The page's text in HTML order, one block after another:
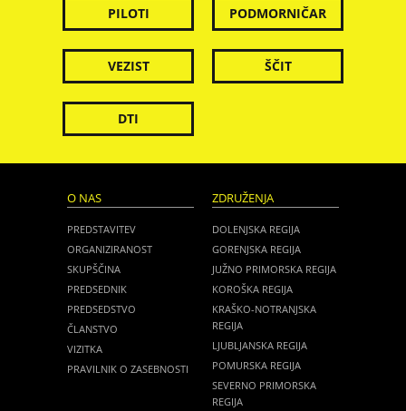
PILOTI PODMORNIČAR
VEZIST ŠČIT
DTI
O NAS
PREDSTAVITEV
ORGANIZIRANOST
SKUPŠČINA
PREDSEDNIK
PREDSEDSTVO
ČLANSTVO
VIZITKA
PRAVILNIK O ZASEBNOSTI
ZDRUŽENJA
DOLENJSKA REGIJA
GORENJSKA REGIJA
JUŽNO PRIMORSKA REGIJA
KOROŠKA REGIJA
KRAŠKO-NOTRANJSKA
REGIJA
LJUBLJANSKA REGIJA
POMURSKA REGIJA
SEVERNO PRIMORSKA
REGIJA